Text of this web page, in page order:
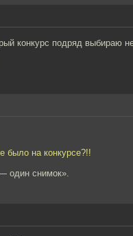
конкурс подряд выбираю
было на конкурсе?!!
один снимок».